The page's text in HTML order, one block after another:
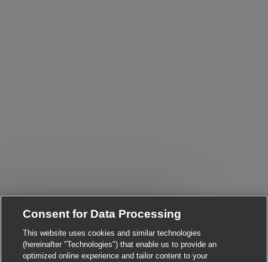
Consent for Data Processing
This website uses cookies and similar technologies
(hereinafter "Technologies") that enable us to provide an
optimized online experience and tailor content to your
Hi There!
Close chatbot
I'm interested Similar Jobs